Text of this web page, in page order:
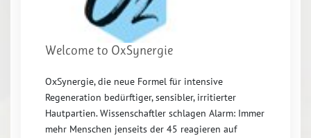
Welcome to OxSynergie
OxSynergie, die neue Formel für intensive
Regeneration bedürftiger, sensibler, irritierter
Hautpartien. Wissenschaftler schlagen Alarm: Immer
mehr Menschen jenseits der 45 reagieren auf